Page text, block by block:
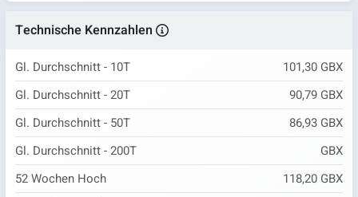
Technische Kennzahlen
Gl. Durchschnitt - 10T
101,30 GBX
Gl. Durchschnitt - 20T
90,79 GBX
Gl. Durchschnitt - 50T
86,93 GBX
Gl. Durchschnitt - 200T
GBX
52 Wochen Hoch
118,20 GBX